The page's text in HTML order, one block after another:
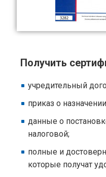
Получить
учредительный
приказ о
данные о
налоговой;
полные и
которые получат